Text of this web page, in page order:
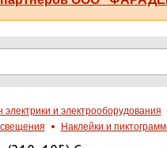
и электрооборудования
Наклейки и